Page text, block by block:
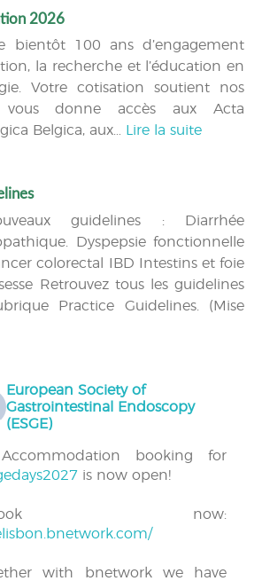
2026
bientôt 100 ans d’engagement
la recherche et l’éducation en
Votre cotisation soutient nos
vous donne accès aux Acta
Belgica, aux…
Lire la suite
guidelines : Diarrhée
Dyspepsie fonctionnelle
colorectal IBD Intestins et foie
Retrouvez tous les guidelines
Practice Guidelines. (Mise
European Society of
Gastrointestinal Endoscopy
(ESGE)
booking for
is now open!
now:
with bnetwork we have